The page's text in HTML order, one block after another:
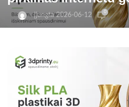
Įjungta 2026-06-12 0